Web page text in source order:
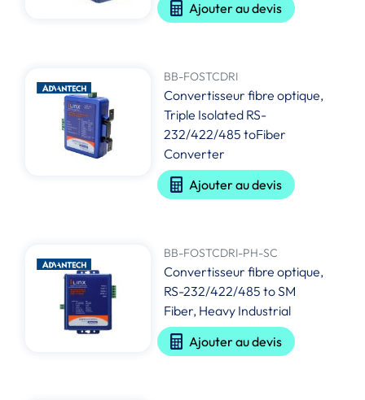
Ajouter au devis
BB-FOSTCDRI
Convertisseur fibre optique,
Triple Isolated RS-
232/422/485 toFiber
Converter
Ajouter au devis
BB-FOSTCDRI-PH-SC
Convertisseur fibre optique,
RS-232/422/485 to SM
Fiber, Heavy Industrial
Ajouter au devis